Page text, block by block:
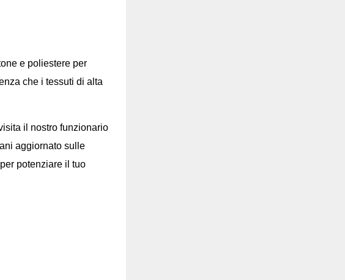
e poliestere per
che i tessuti di alta
il nostro funzionario
aggiornato sulle
potenziare il tuo